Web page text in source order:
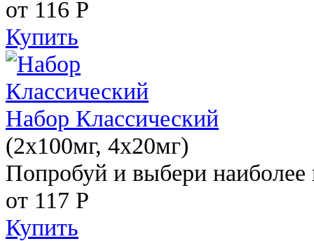
от 116 Р
Купить
Набор Классический
(2x100мг, 4x20мг)
Попробуй и выбери наиболее
от 117 Р
Купить